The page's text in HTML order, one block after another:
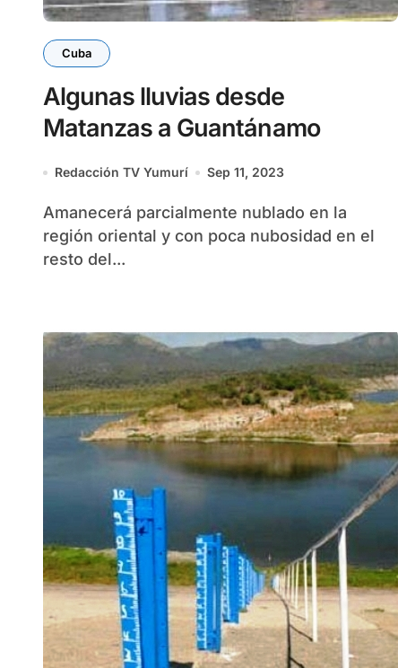
Cuba
Algunas lluvias desde
Matanzas a Guantánamo
Redacción TV Yumurí Sep 11, 2023
Amanecerá parcialmente nublado en la
región oriental y con poca nubosidad en el
resto del...